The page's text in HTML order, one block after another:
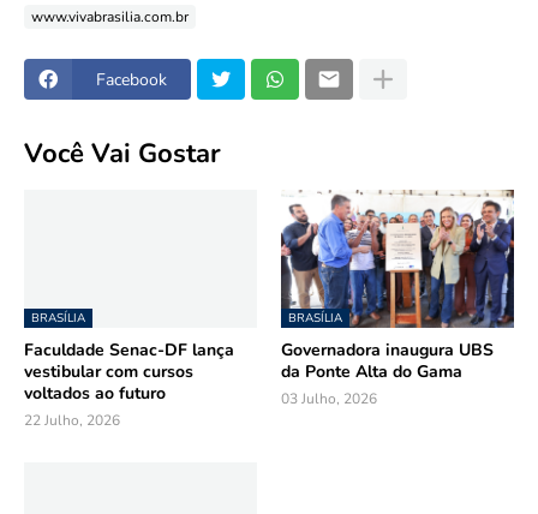
www.vivabrasilia.com.br
Facebook
Você Vai Gostar
BRASÍLIA
Faculdade Senac-DF lança
vestibular com cursos
voltados ao futuro
22 Julho, 2026
BRASÍLIA
Governadora inaugura UBS
da Ponte Alta do Gama
03 Julho, 2026